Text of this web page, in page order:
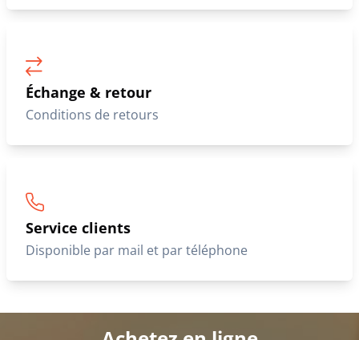
Échange & retour
Conditions de retours
Service clients
Disponible par mail et par téléphone